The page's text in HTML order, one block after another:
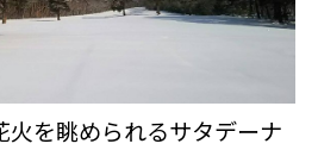
火を眺められるサタデーナ